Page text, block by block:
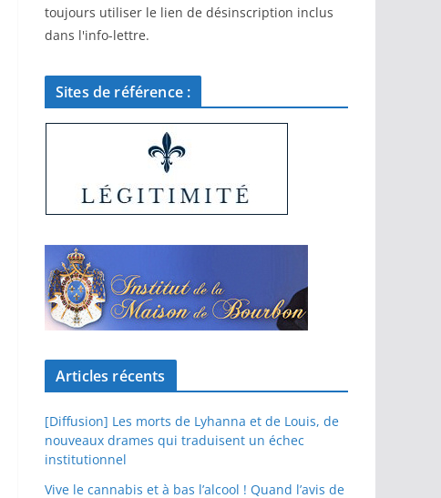
toujours utiliser le lien de désinscription inclus
dans l'info-lettre.
Sites de référence :
Articles récents
[Diffusion] Les morts de Lyhanna et de Louis, de
nouveaux drames qui traduisent un échec
institutionnel
Vive le cannabis et à bas l’alcool ! Quand l’avis de